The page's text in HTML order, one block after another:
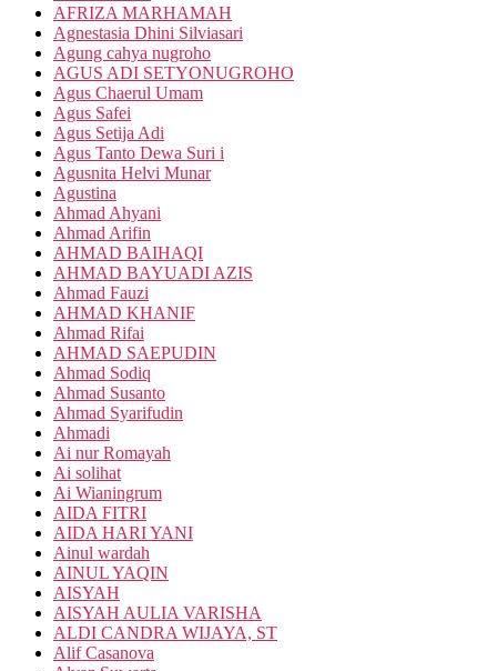
AFRIZA MARHAMAH
Agnestasia Dhini Silviasari
Agung cahya nugroho
AGUS ADI SETYONUGROHO
Agus Chaerul Umam
Agus Safei
Agus Setija Adi
Agus Tanto Dewa Suri i
Agusnita Helvi Munar
Agustina
Ahmad Ahyani
Ahmad Arifin
AHMAD BAIHAQI
AHMAD BAYUADI AZIS
Ahmad Fauzi
AHMAD KHANIF
Ahmad Rifai
AHMAD SAEPUDIN
Ahmad Sodiq
Ahmad Susanto
Ahmad Syarifudin
Ahmadi
Ai nur Romayah
Ai solihat
Ai Wianingrum
AIDA FITRI
AIDA HARI YANI
Ainul wardah
AINUL YAQIN
AISYAH
AISYAH AULIA VARISHA
ALDI CANDRA WIJAYA, ST
Alif Casanova